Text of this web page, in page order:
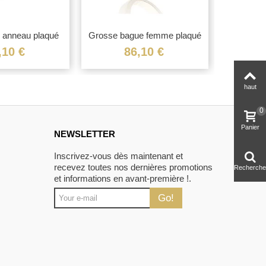
plaqué
€
Grosse bague femme plaqué
or...
86,10 €
NEWSLETTER
Inscrivez-vous dès maintenant et
recevez toutes nos dernières promotions
et informations en avant-première !.
Go!
haut
Panier
0